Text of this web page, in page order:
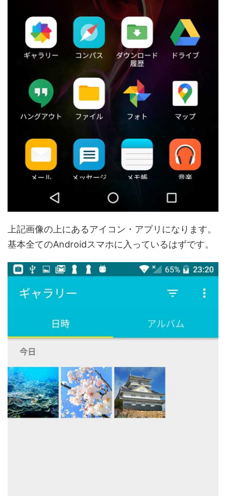
上記画像の上にあるアイコン・アプリになります。
基本全てのAndroidスマホに入っているはずです。